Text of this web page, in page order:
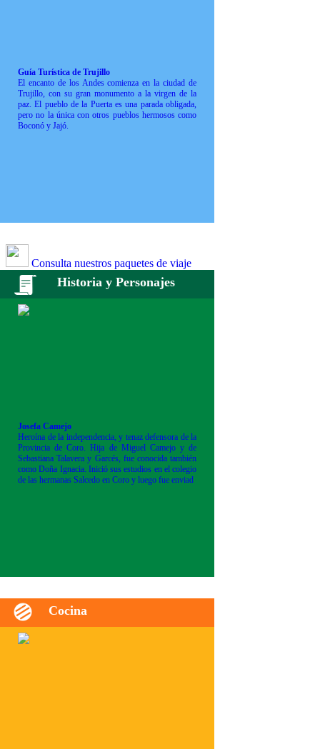
Guía Turística de Trujillo
El encanto de los Andes comienza en la ciudad de
Trujillo, con su gran monumento a la virgen de la
paz. El pueblo de la Puerta es una parada obligada,
pero no la única con otros pueblos hermosos como
Boconó y Jajó.
Consulta nuestros paquetes de viaje
Historia y Personajes
Josefa Camejo
Heroína de la independencia, y tenaz defensora de la
Provincia de Coro. Hija de Miguel Camejo y de
Sebastiana Talavera y Garcés, fue conocida también
como Doña Ignacia. Inició sus estudios en el colegio
de las hermanas Salcedo en Coro y luego fue enviad
Cocina